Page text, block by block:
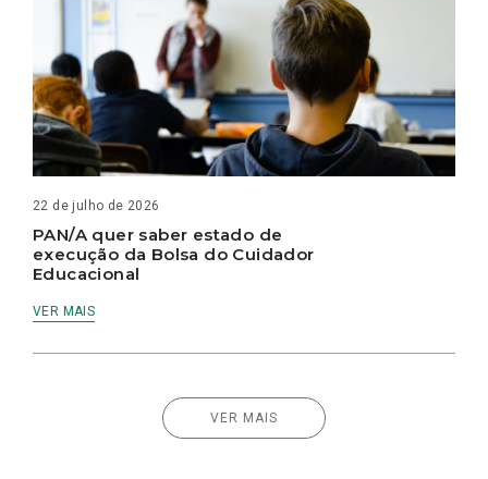
22 de julho de 2026
PAN/A quer saber estado de
execução da Bolsa do Cuidador
Educacional
VER MAIS
VER MAIS